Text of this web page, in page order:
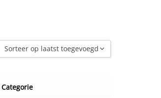
Sorteer op laatst toegevoegd
Sorteer op naam A - Z
Categorie